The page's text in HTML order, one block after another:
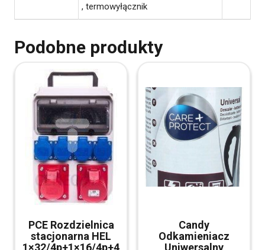
, termowyłącznik
Podobne produkty
PCE Rozdzielnica
stacjonarna HEL
1×32/4p+1×16/4p+4
Candy
Odkamieniacz
Uniwersalny